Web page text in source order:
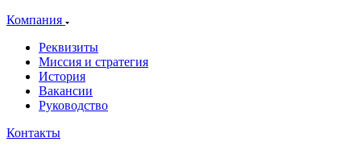
Компания
Реквизиты
Миссия и стратегия
История
Вакансии
Руководство
Контакты